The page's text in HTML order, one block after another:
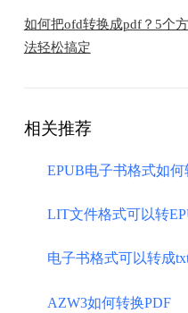
如何把ofd转换成pdf？5个方
法轻松搞定
相关推荐
EPUB电子书格式如何
LIT文件格式可以转
电子书格式可以转成
​AZW3如何转换PDF